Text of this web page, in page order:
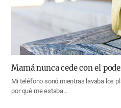
Mamá nunca cede con el
Mi teléfono sonó mientras lavaba los
por qué me estaba…